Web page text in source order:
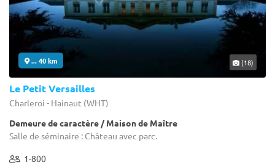
... 40 km (18)
Le Petit Versailles
Charleroi - Hainaut (WHT)
Demeure de caractère / Maison de Maître
Salle de séminaire : Château avec parc.
1-800